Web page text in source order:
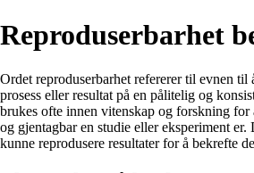
Reproduserbarhet
Ordet reproduserbarhet refererer til evnen til
prosess eller resultat på en pålitelig og
brukes ofte innen vitenskap og forskning
og gjentagbar en studie eller eksperiment
kunne reprodusere resultater for å bekrefte